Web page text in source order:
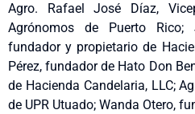
Agro. Rafael José Díaz,
Agrónomos de Puerto
fundador y propietario de
Pérez, fundador de Hato Don
de Hacienda Candelaria, LLC;
de UPR Utuado; Wanda Otero,